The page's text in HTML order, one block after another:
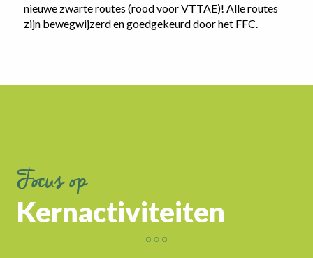
nieuwe zwarte routes (rood voor VTTAE)! Alle routes
zijn bewegwijzerd en goedgekeurd door het FFC.
Focus op
Kernactiviteiten